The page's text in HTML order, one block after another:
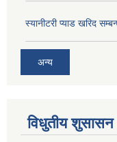
स्यानीटरी प्याड खरिद
अन्य
विधुतीय शुसासन